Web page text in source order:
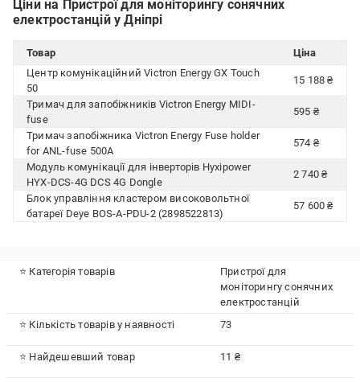
Ціни на Пристрої для моніторингу сонячних
електростанцій у Дніпрі
Товар
Ціна
Центр комунікаційний Victron Energy GX Touch
50
15 188 ₴
Тримач для запобіжників Victron Energy MIDI-
fuse
595 ₴
Тримач запобіжника Victron Energy Fuse holder
for ANL-fuse 500A
574 ₴
Модуль комунікації для інверторів Hyxipower
HYX-DCS-4G DCS 4G Dongle
2 740 ₴
Блок управління кластером високовольтної
батареї Deye BOS-A-PDU-2 (2898522813)
57 600 ₴
⭐ Категорія товарів
Пристрої для
моніторингу сонячних
електростанцій
⭐ Кількість товарів у наявності
73
⭐ Найдешевший товар 11 ₴